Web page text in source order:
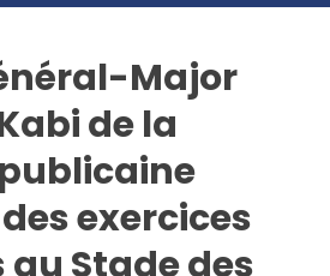
Major
de la
exercices
Stade des